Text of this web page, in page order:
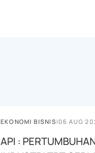
EKONOMI BISNIS|06 AUG
API :